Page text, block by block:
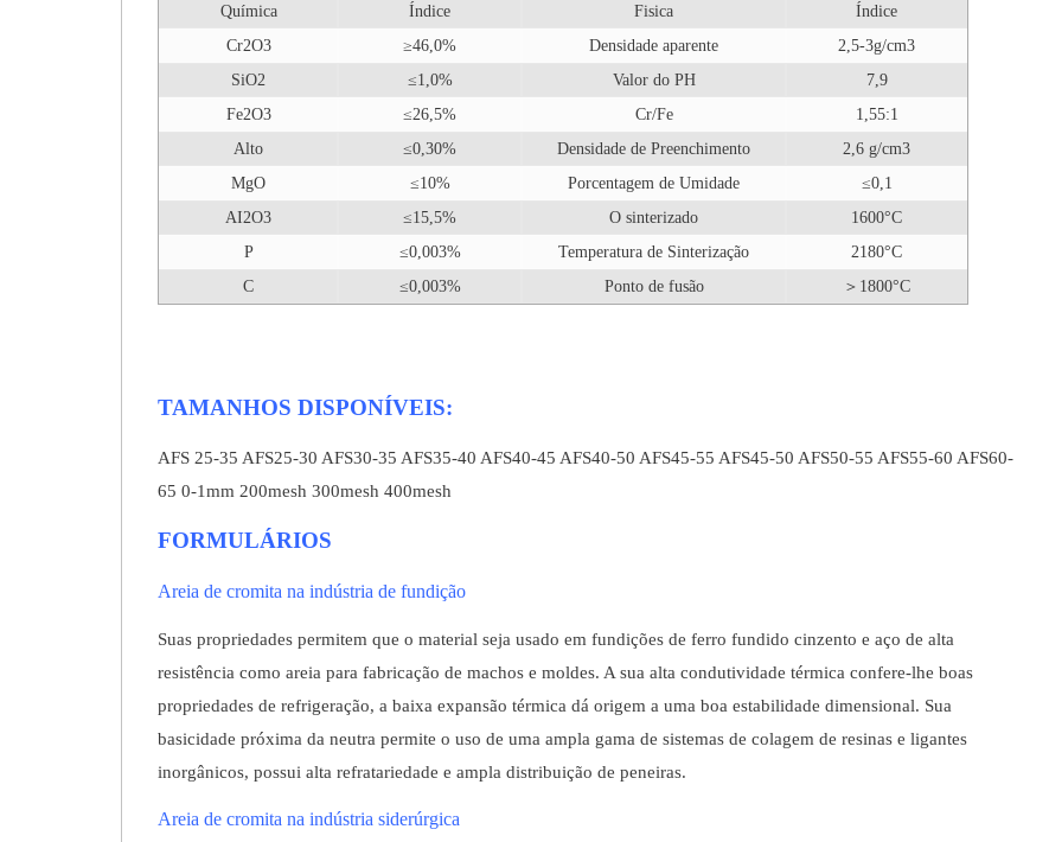
Química Índice Fisica
Índice
Cr2O3
≥46,0% Densidade aparente
2,5-3g/cm3
SiO2
≤1,0% Valor do PH
7,9
Fe2O3
≤26,5% Cr/Fe
1,55:1
Alto
≤0,30% Densidade de Preenchimento
2,6 g/cm3
MgO
≤10% Porcentagem de Umidade
≤0,1
AI2O3
≤15,5% O sinterizado
1600°C
P
≤0,003% Temperatura de Sinterização
2180°C
C
≤0,003% Ponto de fusão ＞1800°C
TAMANHOS DISPONÍVEIS:
AFS 25-35 AFS25-30 AFS30-35 AFS35-40 AFS40-45 AFS40-50 AFS45-55 AFS45-50 AFS50-55 AFS55-60 AFS60-
65 0-1mm 200mesh 300mesh 400mesh
FORMULÁRIOS
Areia de cromita na indústria de fundição
Suas propriedades permitem que o material seja usado em fundições de ferro fundido cinzento e aço de alta
resistência como areia para fabricação de machos e moldes. A sua alta condutividade térmica confere-lhe boas
propriedades de refrigeração, a baixa expansão térmica dá origem a uma boa estabilidade dimensional. Sua
basicidade próxima da neutra permite o uso de uma ampla gama de sistemas de colagem de resinas e ligantes
inorgânicos, possui alta refratariedade e ampla distribuição de peneiras.
Areia de cromita na indústria siderúrgica